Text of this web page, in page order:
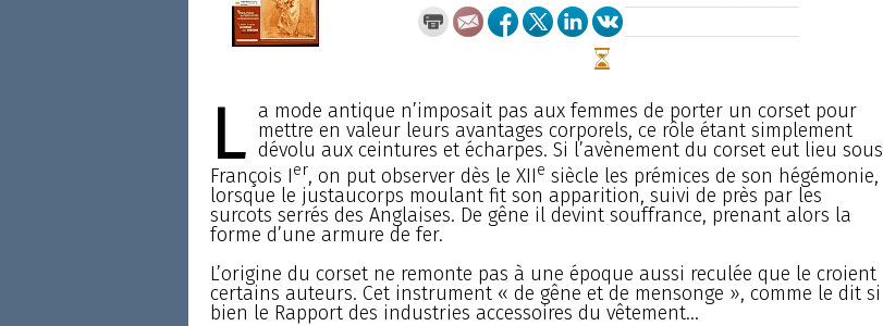
L a mode antique n’imposait pas aux femmes de porter un corset pour
mettre en valeur leurs avantages corporels, ce rôle étant simplement
dévolu aux ceintures et écharpes. Si l’avènement du corset eut lieu sous
François Ier, on put observer dès le XIIe siècle les prémices de son hégémonie,
lorsque le justaucorps moulant fit son apparition, suivi de près par les
surcots serrés des Anglaises. De gêne il devint souffrance, prenant alors la
forme d’une armure de fer.
L’origine du corset ne remonte pas à une époque aussi reculée que le croient
certains auteurs. Cet instrument « de gêne et de mensonge », comme le dit si
bien le Rapport des industries accessoires du vêtement...